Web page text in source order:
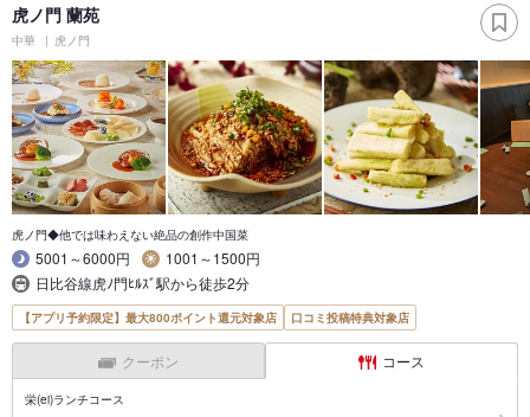
虎ノ門 蘭苑
中華 虎ノ門
虎ノ門◆他では味わえない絶品の創作中国菜
5001～6000円
1001～1500円
日比谷線虎ﾉ門ﾋﾙｽﾞ駅から徒歩2分
【アプリ予約限定】最大800ポイント還元対象店 口コミ投稿特典対象店
クーポン コース
栄(ei)ランチコース